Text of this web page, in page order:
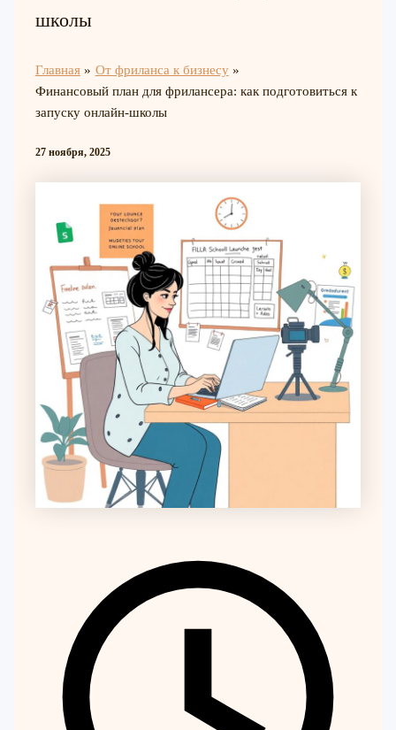
школы
Главная
От фриланса к бизнесу
Финансовый план для фрилансера: как подготовиться к
запуску онлайн-школы
27 ноября, 2025